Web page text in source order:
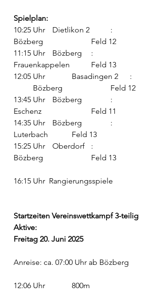
Spielplan:
10:25 Uhr 	Dietlikon 2 	:
Bözberg 			Feld 12
11:15 Uhr 	Bözberg   	:
Frauenkappelen 	Feld 13
12:05 Uhr		Basadingen 2 	:
	Bözberg 			Feld 12
13:45 Uhr 	Bözberg 		:
Eschenz 			Feld 11
14:35 Uhr 	Bözberg 		:
Luterbach 		Feld 13
15:25 Uhr 	Oberdorf 	:
Bözberg 			Feld 13
16:15 Uhr  Rangierungsspiele
Startzeiten Vereinswettkampf 3-teilig
Aktive:
Freitag 20. Juni 2025
Anreise: ca. 07:00 Uhr ab Bözberg
12:06 Uhr		800m